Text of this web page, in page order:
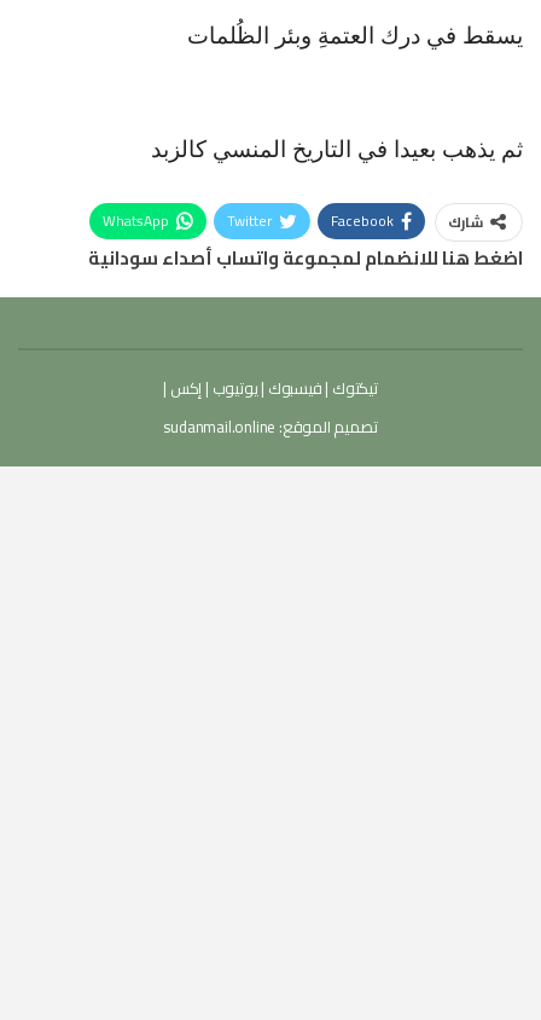
يسقط في درك العتمةِ وبئر الظُلمات
ثم يذهب بعيدا في التاريخ المنسي كالزبد
شارك Facebook
Twitter
WhatsApp
اضغط هنا للانضمام لمجموعة واتساب أصداء سودانية
تيكتوك |فيسبوك |يوتيوب | إكس |
تصميم الموقع: sudanmail.online